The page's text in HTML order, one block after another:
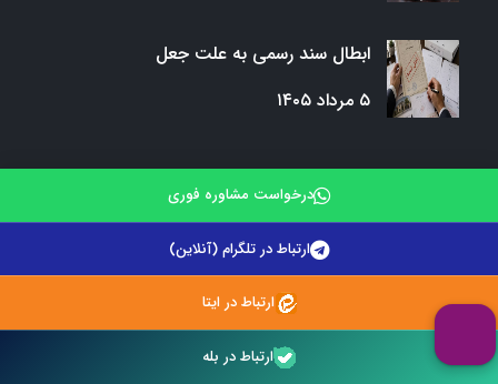
ابطال سند رسمی به علت جعل
۵ مرداد ۱۴۰۵
لینک های مفید
درخواست مشاوره حقوقی
وبلاگ وکلای تلفنی
درخواست مشاوره فوری
ارتباط در تلگرام (آنلاین)
ارتباط در ایتا
ارتباط در بله